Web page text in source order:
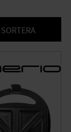
SORTERA